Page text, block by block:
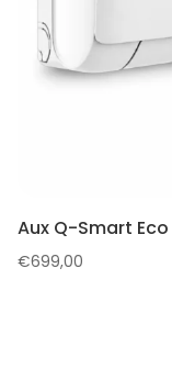
Aux Q-Smart
€699,00